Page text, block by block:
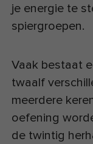
je energie te
spiergroepen.
Vaak bestaat
twaalf
meerdere
oefening
de twintig